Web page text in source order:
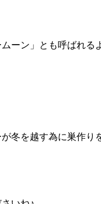
ーン」とも呼ばれる
冬を越す為に巣作り